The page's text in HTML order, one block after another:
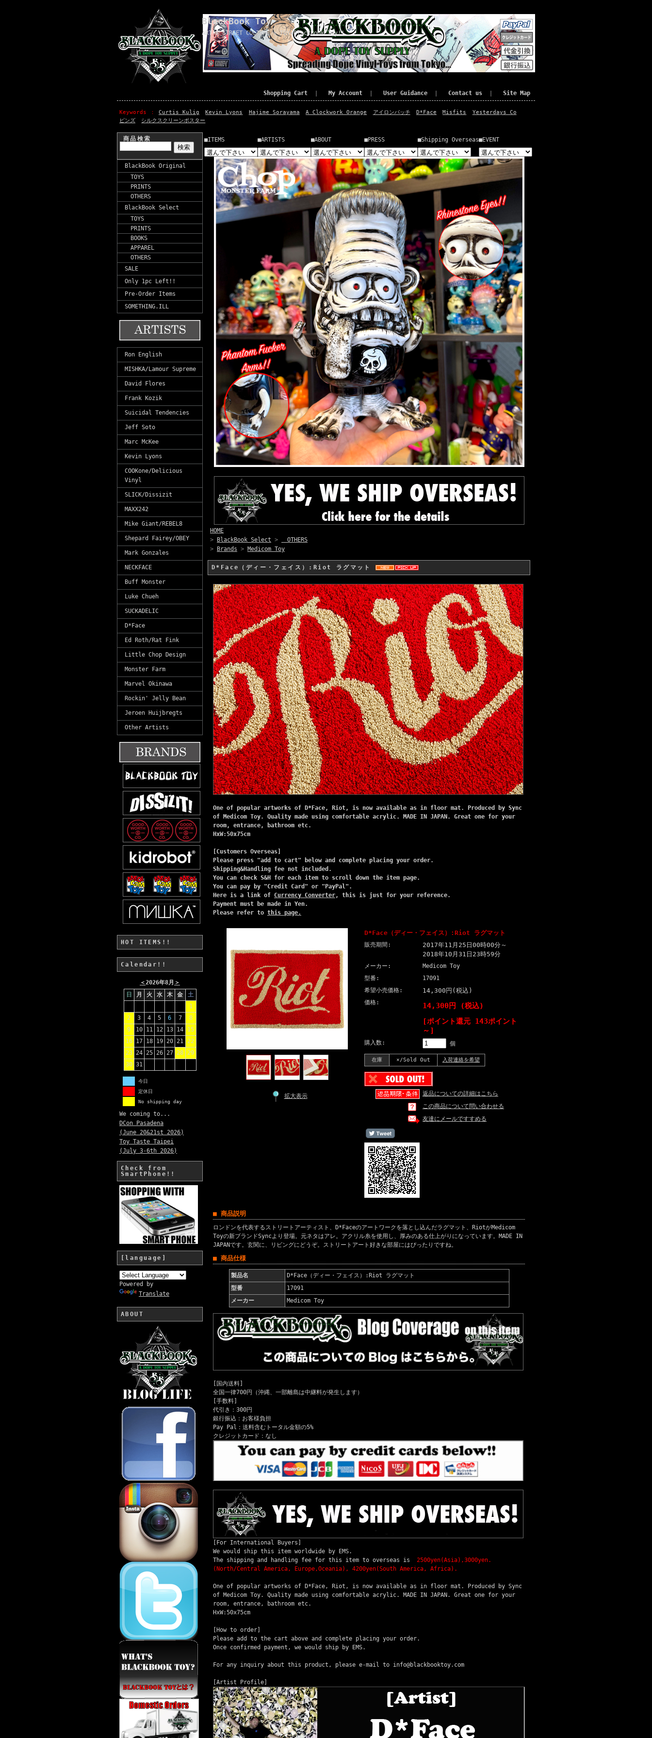
BlackBook Toy
ART x STREET CULTURE x TOY=BlackBook Toy!!
Shopping Cart My Account User Guidance Contact us Site Map
Keywords Curtis Kulig Kevin Lyons Hajime Sorayama A Clockwork Orange アイロンパッチ D*Face Misfits
Yesterdays Co
ピンズ
シルクスクリーンポスター
商品検索
BlackBook Original
TOYS
PRINTS
OTHERS
BlackBook Select
TOYS
PRINTS
BOOKS
APPAREL
OTHERS
SALE
Only 1pc Left!!
Pre-Order Items
SOMETHING.ILL
Ron English
MISHKA/Lamour Supreme
David Flores
Frank Kozik
Suicidal Tendencies
Jeff Soto
Marc McKee
Kevin Lyons
COOKone/Delicious
Vinyl
SLICK/Dissizit
MAXX242
Mike Giant/REBEL8
Shepard Fairey/OBEY
Mark Gonzales
NECKFACE
Buff Monster
Luke Chueh
SUCKADELIC
D*Face
Ed Roth/Rat Fink
Little Chop Design
Monster Farm
Marvel Okinawa
Rockin' Jelly Bean
Jeroen Huijbregts
Other Artists
HOT ITEMS!!
Calendar!!
＜2026年8月 ＞
日
月 火 水 木 金
土
1
2
3 4 5 6 7
8
9
10 11 12 13 14
15
16
17 18 19 20 21 22
23 24 25 26 27 28 29
30 31
今日
定休日
No shipping day
We coming to...
DCon Pasadena
(June 20&21st 2026)
Toy Taste Taipei
(July 3-6th 2026)
Check from
SmartPhone!!
[language]
Powered by
Translate
ABOUT
■ITEMS ■ARTISTS ■ABOUT ■PRESS ■Shipping Overseas■EVENT
HOME
>
BlackBook Select >
OTHERS
>
Brands > Medicom Toy
D*Face（ディー・フェイス）:Riot ラグマット
One of popular artworks of D*Face, Riot, is now available as in floor mat. Produced by Sync
of Medicom Toy. Quality made using comfortable acrylic. MADE IN JAPAN. Great one for your
room, entrance, bathroom etc.
HxW:50x75cm
[Customers Overseas]
Please press "add to cart" below and complete placing your order.
Shipping&Handling fee not included.
You can check S&H for each item to scroll down the item page.
You can pay by "Credit Card" or "PayPal".
Here is a link of Currency Converter, this is just for your reference.
Payment must be made in Yen.
Please refer to this page.
拡大表示
D*Face（ディー・フェイス）:Riot ラグマット
販売期間:
2017年11月25日00時00分～
2018年10月31日23時59分
メーカー:
Medicom Toy
型番:
17091
希望小売価格:
14,300円(税込)
価格:
14,300円 (税込)
[ポイント還元 143ポイント
～]
購入数: 個
在庫 ×/Sold Out 入荷連絡を希望
返品についての詳細はこちら
この商品について問い合わせる
友達にメールですすめる
■ 商品説明
ロンドンを代表するストリートアーティスト、D*Faceのアートワークを落とし込んだラグマット、RiotがMedicom
Toyの新ブランドSyncより登場。元ネタはアレ。アクリル糸を使用し、厚みのある仕上がりになっています。MADE IN
JAPANです。玄関に、リビングにどうぞ。ストリートアート好きな部屋にはぴったりですね。
■ 商品仕様
製品名
D*Face（ディー・フェイス）:Riot ラグマット
型番
17091
メーカー
Medicom Toy
[国内送料]
全国一律700円（沖縄、一部離島は中継料が発生します）
[手数料]
代引き：300円
銀行振込：お客様負担
Pay Pal：送料含むトータル金額の5%
クレジットカード：なし
[For International Buyers]
We would ship this item worldwide by EMS.
The shipping and handling fee for this item to overseas is
2500yen(Asia),3000yen.
(North/Central America, Europe,Oceania), 4200yen(South America, Africa).
One of popular artworks of D*Face, Riot, is now available as in floor mat. Produced by Sync
of Medicom Toy. Quality made using comfortable acrylic. MADE IN JAPAN. Great one for your
room, entrance, bathroom etc.
HxW:50x75cm
[How to order]
Please add to the cart above and complete placing your order.
Once confirmed payment, we would ship by EMS.
For any inquiry about this product, please e-mail to info@blackbooktoy.com
[Artist Profile]